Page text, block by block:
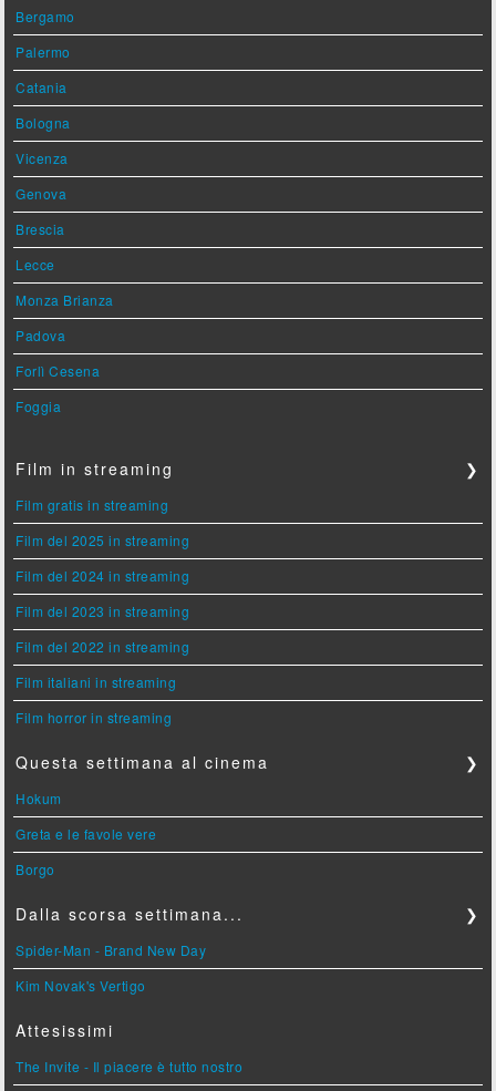
Bergamo
Palermo
Catania
Bologna
Vicenza
Genova
Brescia
Lecce
Monza Brianza
Padova
Forlì Cesena
Foggia
Film in streaming ❯
Film gratis in streaming
Film del 2025 in streaming
Film del 2024 in streaming
Film del 2023 in streaming
Film del 2022 in streaming
Film italiani in streaming
Film horror in streaming
Questa settimana al cinema ❯
Hokum
Greta e le favole vere
Borgo
Dalla scorsa settimana... ❯
Spider-Man - Brand New Day
Kim Novak's Vertigo
Attesissimi
The Invite - Il piacere è tutto nostro